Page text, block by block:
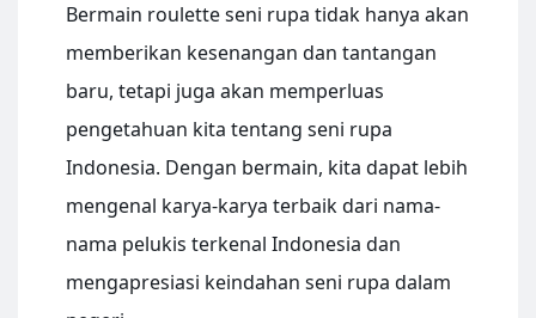
Bermain roulette seni rupa tidak hanya akan
memberikan kesenangan dan tantangan
baru, tetapi juga akan memperluas
pengetahuan kita tentang seni rupa
Indonesia. Dengan bermain, kita dapat lebih
mengenal karya-karya terbaik dari nama-
nama pelukis terkenal Indonesia dan
mengapresiasi keindahan seni rupa dalam